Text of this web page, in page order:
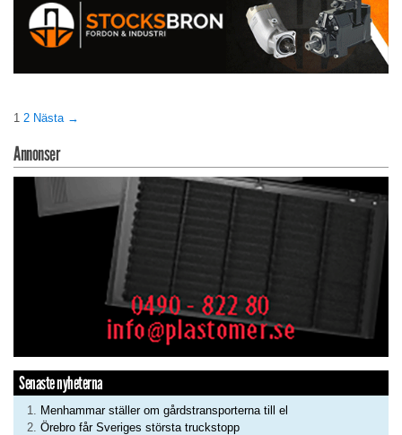
1 2 Nästa →
Annonser
Senaste nyheterna
Menhammar ställer om gårdstransporterna till el
Örebro får Sveriges största truckstopp